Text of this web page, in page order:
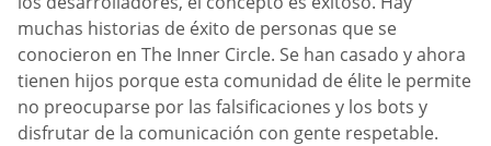
muchas historias de éxito de personas que se
conocieron en The Inner Circle. Se han casado y ahora
tienen hijos porque esta comunidad de élite le permite
no preocuparse por las falsificaciones y los bots y
disfrutar de la comunicación con gente respetable.